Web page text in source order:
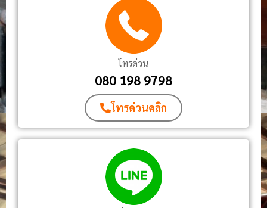
โทรด่วน
080 198 9798
โทรด่วนคลิก